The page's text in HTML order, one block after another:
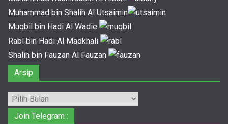
Muhammad bin Shalih Al Utsaimin
Muqbil bin Hadi Al Wadie
Rabi bin Hadi Al Madkhali
Shalih bin Fauzan Al Fauzan
Arsip
Arsip
Join Telegram :